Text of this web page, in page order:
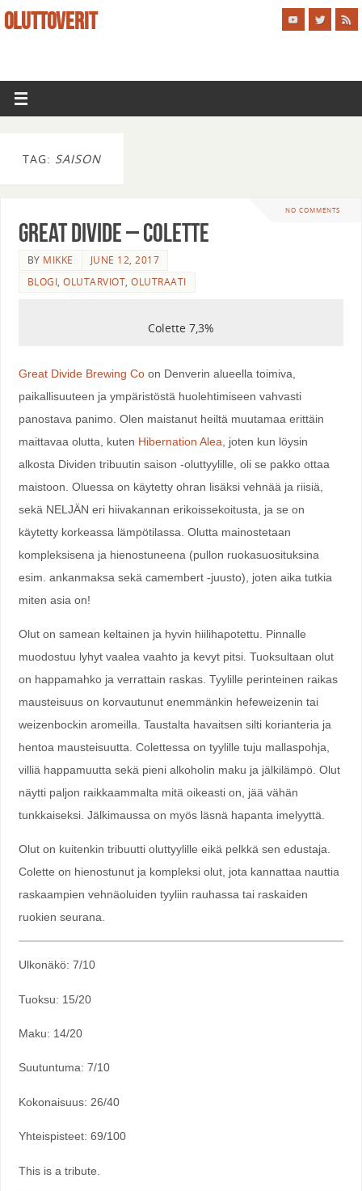
OLUTTOVERIT
TAG: SAISON
NO COMMENTS
Great Divide – Colette
BY MIKKE
JUNE 12, 2017
BLOGI,OLUTARVIOT,OLUTRAATI
Colette 7,3%
Great Divide Brewing Coon Denverin alueella toimiva,
paikallisuuteen ja ympäristöstä huolehtimiseen vahvasti
panostava panimo. Olen maistanut heiltä muutamaa erittäin
maittavaa olutta, kuten Hibernation Alea , joten kun löysin
alkosta Dividen tribuutin saison -oluttyylille, oli se pakko ottaa
maistoon. Oluessa on käytetty ohran lisäksi vehnää ja riisiä,
sekä NELJÄN eri hiivakannan erikoissekoitusta, ja se on
käytetty korkeassa lämpötilassa. Olutta mainostetaan
kompleksisena ja hienostuneena (pullon ruokasuosituksina
esim. ankanmaksa sekä camembert -juusto), joten aika tutkia
miten asia on!
Olut on samean keltainen ja hyvin hiilihapotettu. Pinnalle
muodostuu lyhyt vaalea vaahto ja kevyt pitsi. Tuoksultaan olut
on happamahko ja verrattain raskas. Tyylille perinteinen raikas
mausteisuus on korvautunut enemmänkin hefeweizenin tai
weizenbockin aromeilla. Taustalta havaitsen silti korianteria ja
hentoa mausteisuutta. Colettessa on tyylille tuju mallaspohja,
villiä happamuutta sekä pieni alkoholin maku ja jälkilämpö. Olut
näytti paljon raikkaammalta mitä oikeasti on, jää vähän
tunkkaiseksi. Jälkimaussa on myös läsnä hapanta imelyyttä.
Olut on kuitenkin tribuutti oluttyylille eikä pelkkä sen edustaja.
Colette on hienostunut ja kompleksi olut, jota kannattaa nauttia
raskaampien vehnäoluiden tyyliin rauhassa tai raskaiden
ruokien seurana.
Ulkonäkö: 7/10
Tuoksu: 15/20
Maku: 14/20
Suutuntuma: 7/10
Kokonaisuus: 26/40
Yhteispisteet: 69/100
This is a tribute.